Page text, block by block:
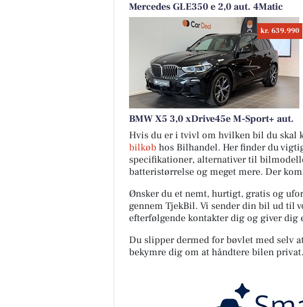
Mercedes GLE350 e 2,0 aut. 4Matic
kr. 639.990
BMW X5 3,0 xDrive45e M-Sport+ aut.
Hvis du er i tvivl om hvilken bil du skal
bilkøb hos Bilhandel. Her finder du
specifikationer, alternativer til
batteristørrelse og meget mere. Der
Ønsker du et nemt, hurtigt, gratis og
gennem TjekBil. Vi sender din bil ud til
efterfølgende kontakter dig og giver
Du slipper dermed for bøvlet med selv
bekymre dig om at håndtere bilen privat.